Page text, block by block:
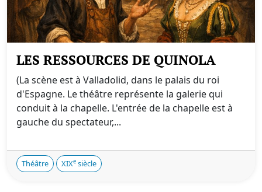
LES RESSOURCES DE QUINOLA
(La scène est à Valladolid, dans le palais du roi
d'Espagne. Le théâtre représente la galerie qui
conduit à la chapelle. L'entrée de la chapelle est à
gauche du spectateur,...
Théâtre XIXe siècle